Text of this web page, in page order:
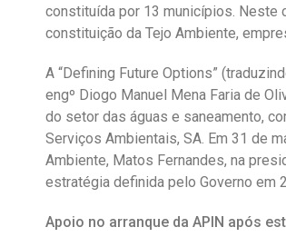
constituída por 13 municípios. Neste
constituição da Tejo Ambiente,
A “Defining Future Options”
engº Diogo Manuel Mena Faria de
do setor das águas e saneamento,
Serviços Ambientais, SA. Em 31 de
Ambiente, Matos Fernandes, na
estratégia definida pelo Governo em
Apoio no arranque da APIN após